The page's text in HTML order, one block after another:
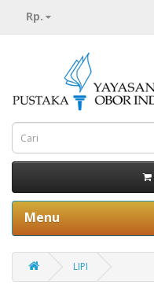
Rp.
Menu
LIPI